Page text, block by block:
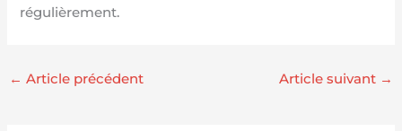
régulièrement.
← Article précédent Article suivant →